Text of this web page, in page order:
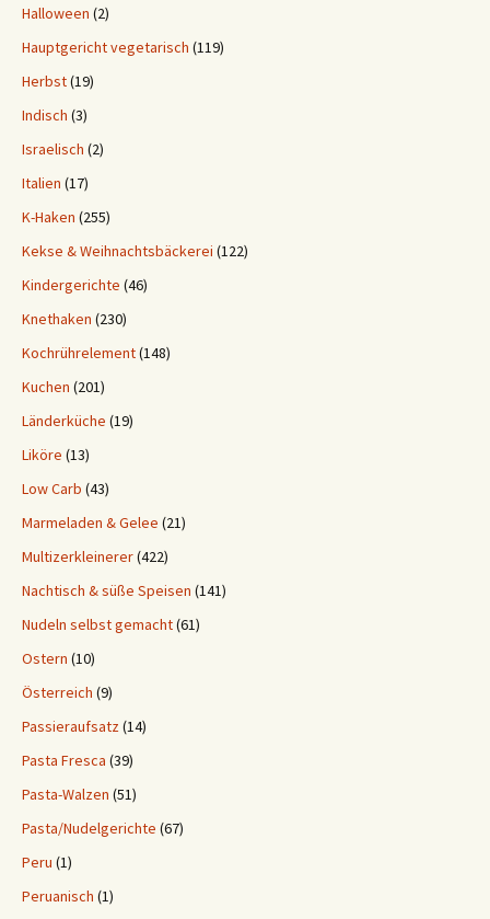
Halloween (2)
Hauptgericht vegetarisch (119)
Herbst(19)
Indisch (3)
Israelisch (2)
Italien (17)
K-Haken (255)
Kekse & Weihnachtsbäckerei (122)
Kindergerichte (46)
Knethaken (230)
Kochrührelement(148)
Kuchen (201)
Länderküche (19)
Liköre (13)
Low Carb (43)
Marmeladen & Gelee (21)
Multizerkleinerer(422)
Nachtisch & süße Speisen (141)
Nudeln selbst gemacht(61)
Ostern (10)
Österreich (9)
Passieraufsatz(14)
Pasta Fresca (39)
Pasta-Walzen (51)
Pasta/Nudelgerichte (67)
Peru (1)
Peruanisch (1)